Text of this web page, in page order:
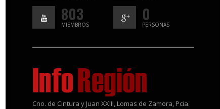
803
MIEMBROS
0
PERSONAS
Cno. de Cintura y Juan XXIII, Lomas de Zamora, Pcia.